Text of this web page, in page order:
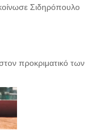
Σιδηρόπουλο
προκριματικό των